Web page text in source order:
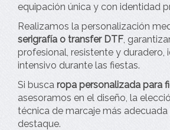
equipación única y con identidad
Realizamos la personalización
serigrafía o transfer DTF,
profesional, resistente y duradero,
intensivo durante las fiestas.
Si busca ropa personalizada para
asesoramos en el diseño, la
técnica de marcaje más adecuada
destaque.